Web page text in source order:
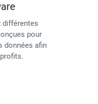
différentes
pour
données afin